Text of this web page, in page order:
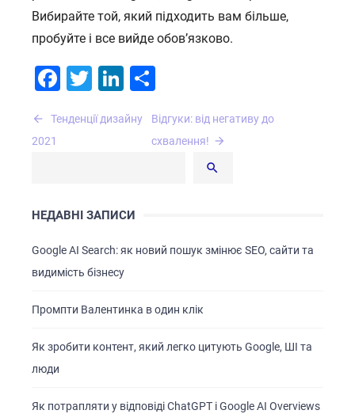
Вибирайте той, який підходить вам більше,
пробуйте і все вийде обов’язково.
Facebook
TwitterLinkedIn
Навігація
записів
Тенденції дизайну
2021
Відгуки: від негативу до
схвалення!
НЕДАВНІ ЗАПИСИ
Google AI Search: як новий пошук змінює SEO, сайти та
видимість бізнесу
Промпти Валентинка в один клік
Як зробити контент, який легко цитують Google, ШІ та
люди
Як потрапляти у відповіді ChatGPT і Google AI Overviews